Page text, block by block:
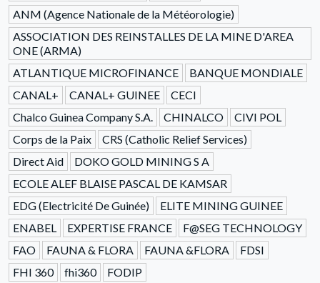
ANM (Agence Nationale de la Météorologie)
ASSOCIATION DES REINSTALLES DE LA MINE D'AREA
ONE (ARMA)
ATLANTIQUE MICROFINANCE
BANQUE MONDIALE
CANAL+
CANAL+ GUINEE
CECI
Chalco Guinea Company S.A.
CHINALCO
CIVI POL
Corps de la Paix
CRS (Catholic Relief Services)
Direct Aid
DOKO GOLD MINING S A
ECOLE ALEF BLAISE PASCAL DE KAMSAR
EDG (Electricité De Guinée)
ELITE MINING GUINEE
ENABEL
EXPERTISE FRANCE
F@SEG TECHNOLOGY
FAO
FAUNA & FLORA FAUNA &FLORA
FDSI
FHI 360
fhi360
FODIP